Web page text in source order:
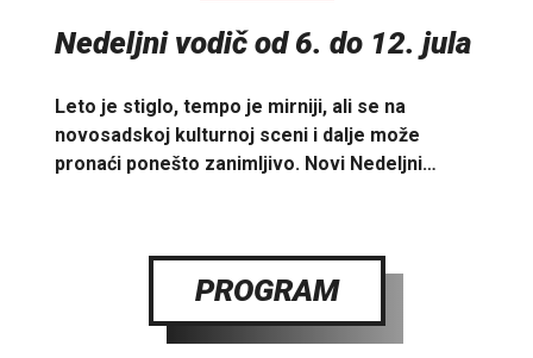
Nedeljni vodič od 6. do 12. jula
Leto je stiglo, tempo je mirniji, ali se na
novosadskoj kulturnoj sceni i dalje može
pronaći ponešto zanimljivo. Novi Nedeljni…
PROGRAM